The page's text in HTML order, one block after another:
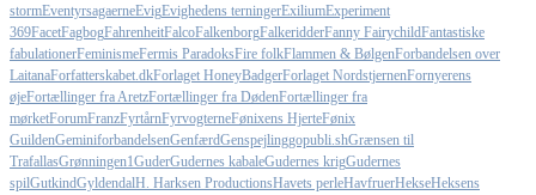
stormEventyrsagaerneEvigEvighedens terningerExiliumExperiment
369FacetFagbogFahrenheitFalcoFalkenborgFalkeridderFanny FairychildFantastiske
fabulationerFeminismeFermis ParadoksFire folkFlammen & BølgenForbandelsen over
LaitanaForfatterskabet.dkForlaget HoneyBadgerForlaget NordstjernenFornyerens
øjeFortællinger fra AretzFortællinger fra DødenFortællinger fra
mørketForumFranzFyrtårnFyrvogterneFønixens HjerteFønix
GuildenGeminiforbandelsenGenfærdGenspejlinggopubli.shGrænsen til
TrafallasGrønningen1GuderGudernes kabaleGudernes krigGudernes
spilGutkindGyldendalH. Harksen ProductionsHavets perleHavfruerHekseHeksens